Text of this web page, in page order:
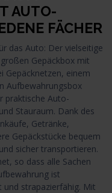
AUTO-
FÄCHER
das Auto: Der vielseitige
Gepäckbox mit
Gepäcknetzen, einem
Aufbewahrungsbox
praktische Auto-
Stauraum. Dank des
Getränke,
Gepäckstücke bequem
sicher transportieren.
so dass alle Sachen
ist
strapazierfähig. Mit